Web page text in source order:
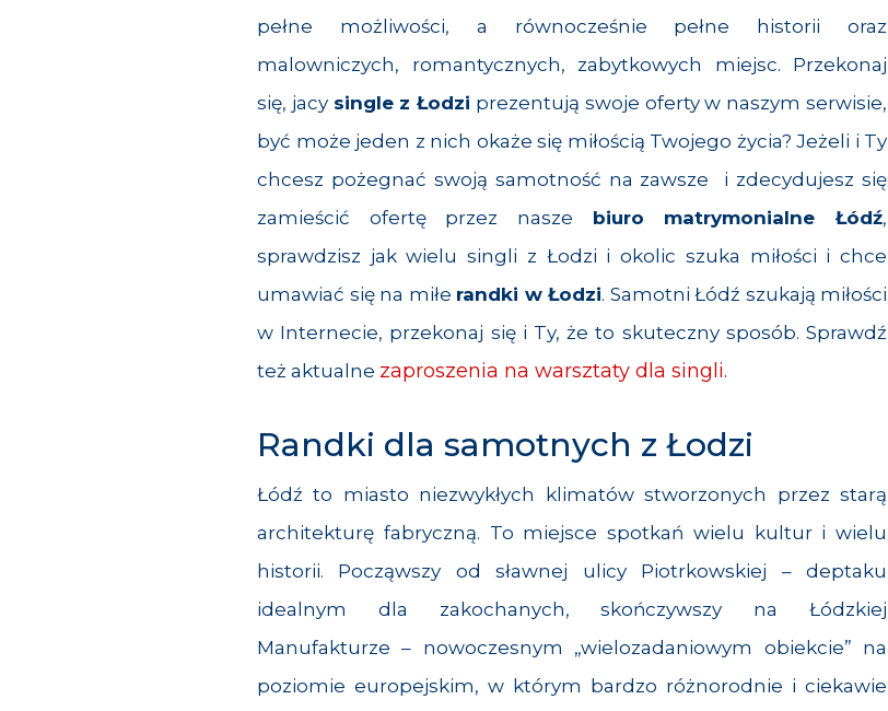
pełne możliwości, a równocześnie pełne historii oraz
malowniczych, romantycznych, zabytkowych miejsc. Przekonaj
się, jacy single z Łodzi prezentują swoje oferty w naszym serwisie,
być może jeden z nich okaże się miłością Twojego życia? Jeżeli i Ty
chcesz pożegnać swoją samotność na zawsze i zdecydujesz się
zamieścić ofertę przez nasze biuro matrymonialne Łódź,
sprawdzisz jak wielu singli z Łodzi i okolic szuka miłości i chce
umawiać się na miłe randki w Łodzi. Samotni Łódź szukają miłości
w Internecie, przekonaj się i Ty, że to skuteczny sposób. Sprawdź
też aktualne zaproszenia na warsztaty dla singli.
Randki dla samotnych z Łodzi
Łódź to miasto niezwykłych klimatów stworzonych przez starą
architekturę fabryczną. To miejsce spotkań wielu kultur i wielu
historii. Począwszy od sławnej ulicy Piotrkowskiej – deptaku
idealnym dla zakochanych, skończywszy na Łódzkiej
Manufakturze – nowoczesnym „wielozadaniowym obiekcie” na
poziomie europejskim, w którym bardzo różnorodnie i ciekawie